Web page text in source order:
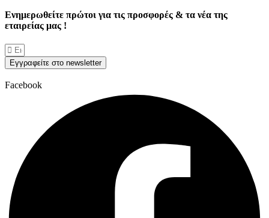
Ενημερωθείτε πρώτοι για τις προσφορές & τα νέα της
εταιρείας μας !
Εγγραφείτε στο newsletter
Facebook